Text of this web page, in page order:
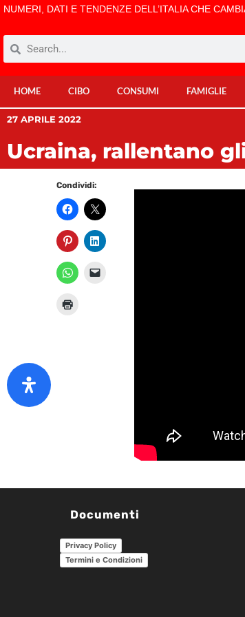
NUMERI, DATI E TENDENZE DELL’ITALIA CHE
HOME CIBO CONSUMI FAMIGLIE
27 APRILE 2022
Ucraina, rallentano
Condividi:
Documenti
Privacy Policy
Termini e Condizioni